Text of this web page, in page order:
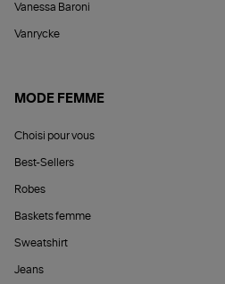
Vanessa Baroni
Vanrycke
MODE FEMME
Choisi pour vous
Best-Sellers
Robes
Baskets femme
Sweatshirt
Jeans